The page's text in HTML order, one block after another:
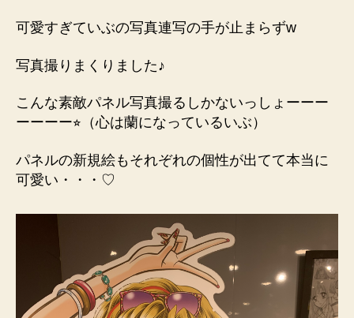
可愛すぎていぶの写真連写の手が止まらずw
写真撮りまくりました♪
こんな素敵パネル写真撮るしかないっしょーーー
ーーーー⭐︎（心は蘭になっているいぶ）
パネルの新規絵もそれぞれの個性が出てて本当に
可愛い・・・♡